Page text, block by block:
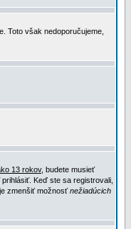
Toto však nedoporučujeme,
13 rokov, budete musieť
Keď ste sa registrovali,
zmenšiť možnosťnežiadúcich